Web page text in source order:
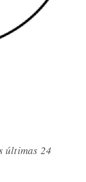
últimas 24